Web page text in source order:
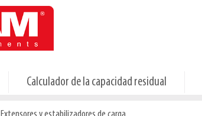
Calculador de la capacidad residual